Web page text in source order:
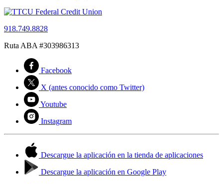
918.749.8828
Ruta ABA #303986313
Facebook
X (antes conocido como Twitter)
Youtube
Instagram
Descargue la aplicación en la tienda de aplicaciones
Descargue la aplicación en Google Play